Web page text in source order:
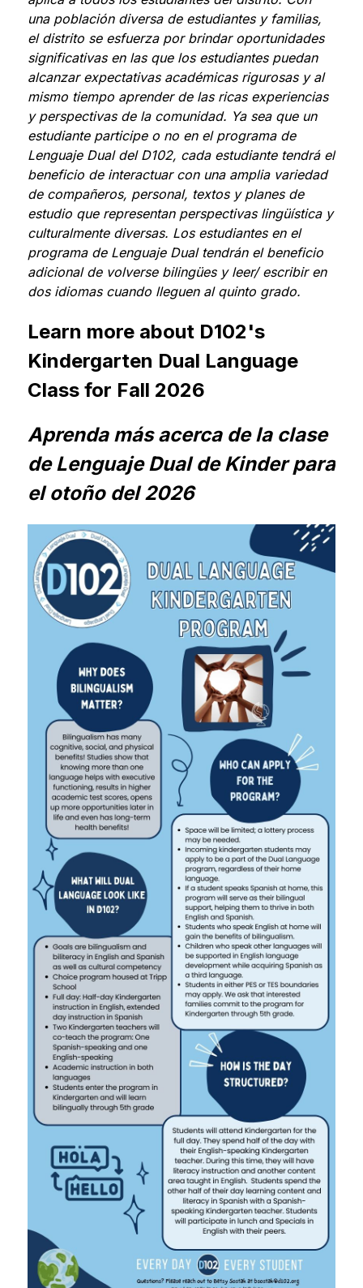
una población diversa de estudiantes y familias,
el distrito se esfuerza por brindar oportunidades
significativas en las que los estudiantes puedan
alcanzar expectativas académicas rigurosas y al
mismo tiempo aprender de las ricas experiencias
y perspectivas de la comunidad. Ya sea que un
estudiante participe o no en el programa de
Lenguaje Dual del D102, cada estudiante tendrá el
beneficio de interactuar con una amplia variedad
de compañeros, personal, textos y planes de
estudio que representan perspectivas lingüística y
culturalmente diversas. Los estudiantes en el
programa de Lenguaje Dual tendrán el beneficio
adicional de volverse bilingües y leer/ escribir en
dos idiomas cuando lleguen al quinto grado.
Learn more about D102's
Kindergarten Dual Language
Class for Fall 2026
Aprenda más acerca de la clase
de Lenguaje Dual de Kinder para
el otoño del 2026